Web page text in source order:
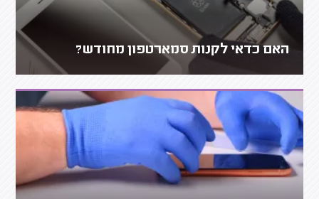
האם כדאי לקנות סמארטפון מחודש?